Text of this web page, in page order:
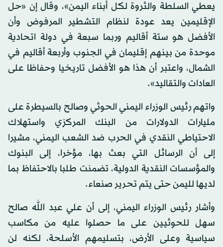
يعطي السلطة والثروة لكل أبناء اليمن»، وقال إن «حل
الإقليمين يعد عودة لنظام التشطير المرفوض وأن
الأفضل هو ستة أقاليم وربما سبعة في دولة اتحادية
موحدة من بينهم إقليمان في الجنوب وأربعة أقاليم في
الشمال، واعتبر أن هذا هو الأفضل تاريخيا وحفاظا على
العادات والتقاليد».
واتهم رئيس الوزراء اليمني الحوثي وصالح بالسيطرة على
مليارات الدولارات من البنك المركزي واستهلاك
الاحتياطي النقدي في الحرب ضد الشعب اليمني، مشيرا
إلى أن الرسائل التي بعث بها، مؤخرا، إلى البنوك
والمؤسسات النقدية الدولية، تضمنت طلبا بالاحتفاظ بما
لديها لليمن حتى يتم تحرير صنعاء.
وأشار رئيس الوزراء اليمني، إلى أن علي عبد الله صالح
سهل للحوثيين على ما حصلوا عليه من مكاسب
سياسية وعلى الأرض، بتسليمهم الأسلحة، لكنه لن